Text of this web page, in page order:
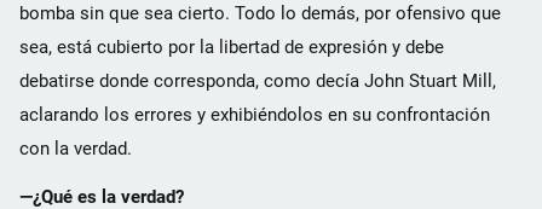
bomba sin que sea cierto. Todo lo demás, por ofensivo que
sea, está cubierto por la libertad de expresión y debe
debatirse donde corresponda, como decía John Stuart Mill,
aclarando los errores y exhibiéndolos en su confrontación
con la verdad.
—¿Qué es la verdad?